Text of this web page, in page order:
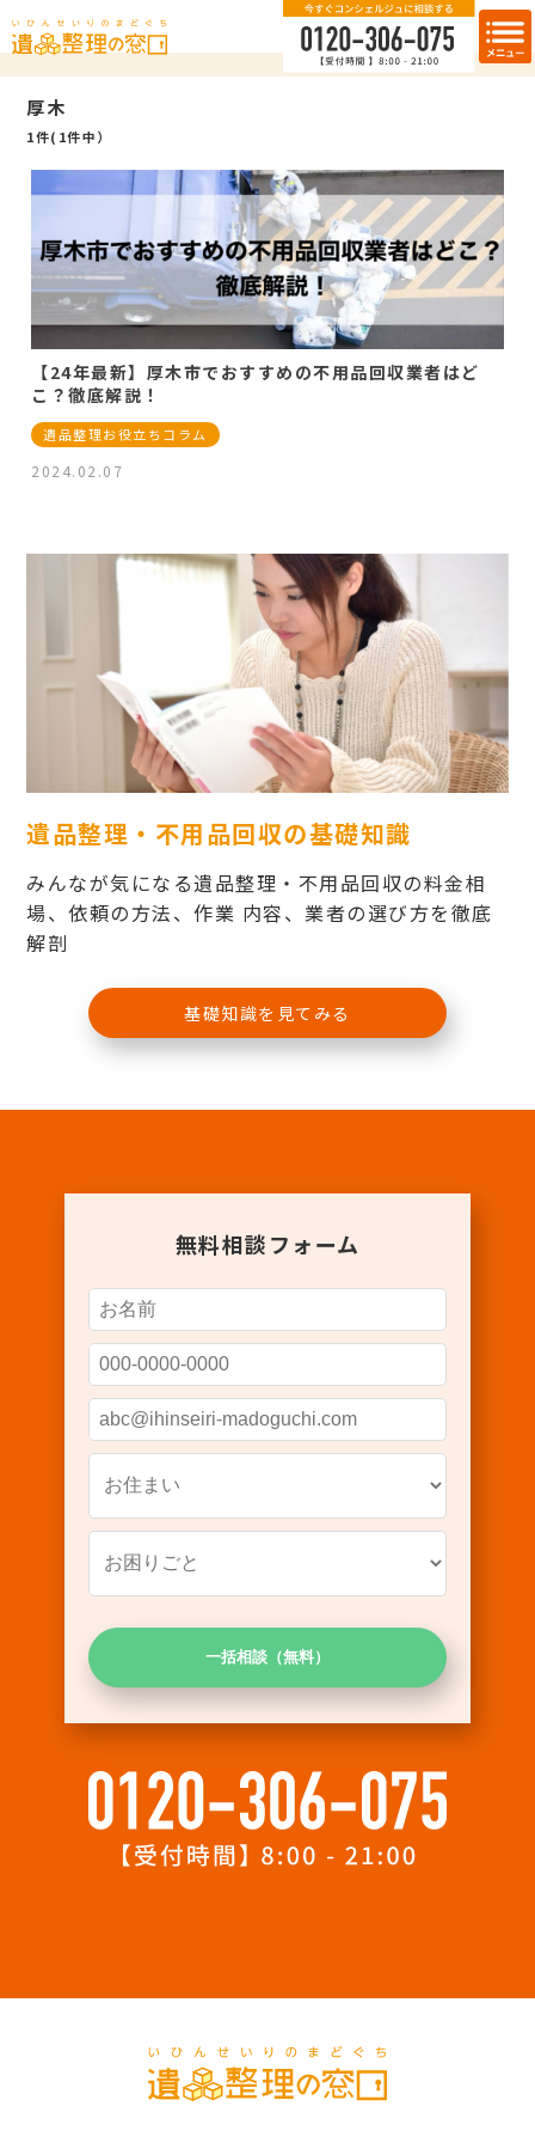
厚木
1件(1件中）
【24年最新】厚木市でおすすめの不用品回収業者はど
こ？徹底解説！
遺品整理お役立ちコラム
2024.02.07
遺品整理・不用品回収の基礎知識
みんなが気になる遺品整理・不用品回収の料金相
場、依頼の方法、作業 内容、業者の選び方を徹底
解剖
基礎知識を見てみる
無料相談フォーム